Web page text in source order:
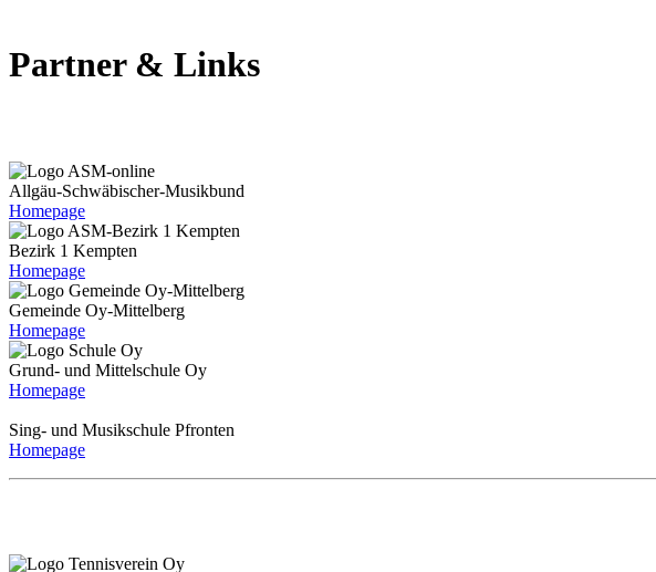
Partner & Links
Allgäu-Schwäbischer-Musikbund
Homepage
Bezirk 1 Kempten
Homepage
Gemeinde Oy-Mittelberg
Homepage
Grund- und Mittelschule Oy
Homepage
Sing- und Musikschule Pfronten
Homepage